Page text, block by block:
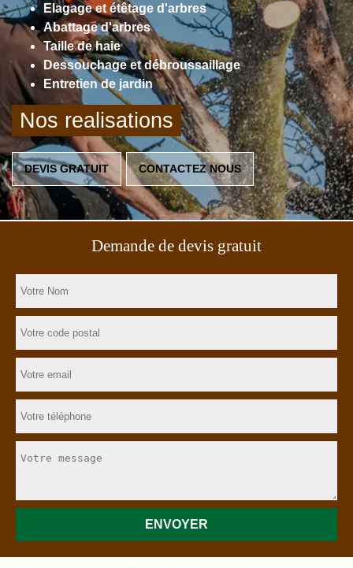
Elagage et étêtage d'arbres
Abattage d'arbres
Taille de haie
Dessouchage et débroussaillage
Entretien de jardin
Nos realisations
DEVIS GRATUIT CONTACTEZ NOUS
Demande de devis gratuit